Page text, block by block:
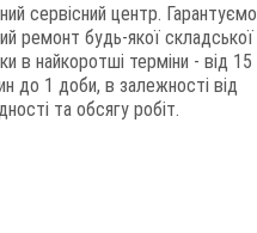
сервісний центр. Гарантуємо
ремонт будь-якої складської
в найкоротші терміни - від 15
до 1 доби, в залежності від
та обсягу робіт.